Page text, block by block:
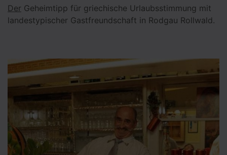
Der Geheimtipp für griechische Urlaubsstimmung mit
landestypischer Gastfreundschaft in Rodgau Rollwald.